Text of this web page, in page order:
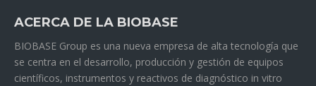
ACERCA DE LA BIOBASE
BIOBASE Group es una nueva empresa de alta tecnología que
se centra en el desarrollo, producción y gestión de equipos
científicos, instrumentos y reactivos de diagnóstico in vitro